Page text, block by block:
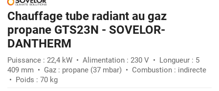
Chauffage tube radiant au gaz
propane GTS23N - SOVELOR-
DANTHERM
Puissance : 22,4 kW • Alimentation : 230 V • Longueur : 5
409 mm • Gaz : propane (37 mbar) • Combustion : indirecte
• Poids : 70 kg